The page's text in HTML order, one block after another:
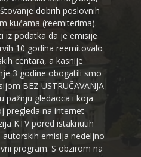
dobrih poslovnih
kućama (reemiterima).
iz podatka da je emisije
10 godina reemitovalo
centara, a kasnije
3 godine obogatili smo
BEZ USTRUČAVANJA
pažnju gledaoca i koja
pregleda na internet
KTV pored istaknutih
emisija nedeljno
program. S obzirom na